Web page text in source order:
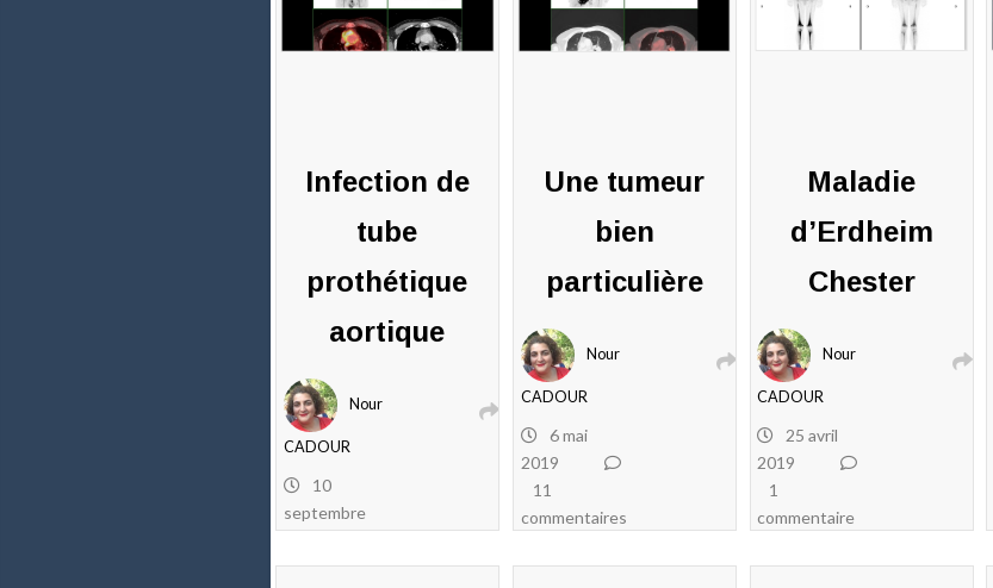
Infection de
tube
prothétique
aortique
Nour
CADOUR
10
septembre
1
Une tumeur
bien
particulière
Nour
CADOUR
6 mai
2019
11
commentaires
Maladie
d’Erdheim
Chester
Nour
CADOUR
25 avril
2019
1
commentaire